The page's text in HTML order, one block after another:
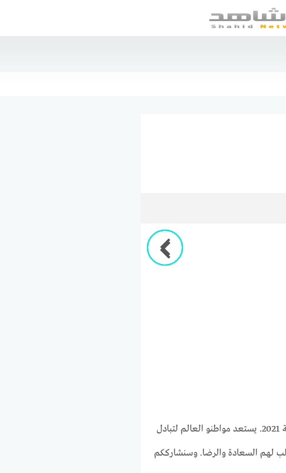
بدأ العد التنازلي للعام الجديد على Facebook Posts 2021 في قلب صفحة 2020 وفتح صفحة 2021. يستعد مواطنو العالم لتبادل
لهم السعادة والرضا. وسنشارككم